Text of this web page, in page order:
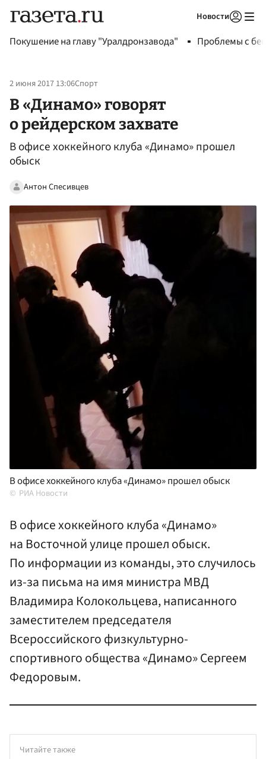
Новости
Покушение на главу "Уралдронзавода" Проблемы с
2 июня 2017 13:06Спорт
В «Динамо» говорят
о рейдерском захвате
В офисе хоккейного клуба «Динамо» прошел
обыск
Антон Спесивцев
В офисе хоккейного клуба «Динамо» прошел обыск
РИА Новости
В офисе хоккейного клуба «Динамо»
на Восточной улице прошел обыск.
По информации из команды, это случилось
из-за письма на имя министра МВД
Владимира Колокольцева, написанного
заместителем председателя
Всероссийского физкультурно-
спортивного общества «Динамо» Сергеем
Федоровым.
Читайте также